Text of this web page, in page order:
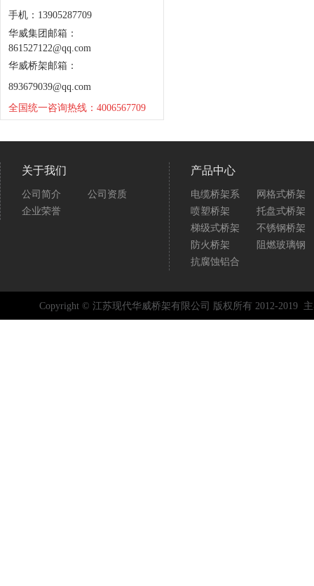
手机：13905287709
华威集团邮箱：
861527122@qq.com
华威桥架邮箱：
893679039@qq.com
全国统一咨询热线：4006567709
关于我们
公司简介
公司资质
企业荣誉
产品中心
电缆桥架系
网格式桥架
喷塑桥架
托盘式桥架
梯级式桥架
不锈钢桥架
防火桥架
阻燃玻璃钢
抗腐蚀铝合
Copyright © 江苏现代华威桥架有限公司 版权所有 2012-2019